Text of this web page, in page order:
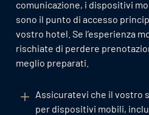
comunicazione, i dispositivi
sono il punto di accesso
vostro hotel. Se l’esperienza
rischiate di perdere
meglio preparati.
Assicuratevi che il vostro
per dispositivi mobili,